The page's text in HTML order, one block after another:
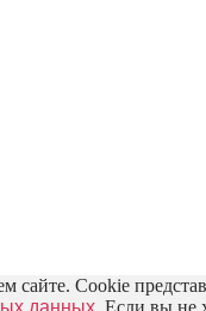
Cookie
данных. Если вы не